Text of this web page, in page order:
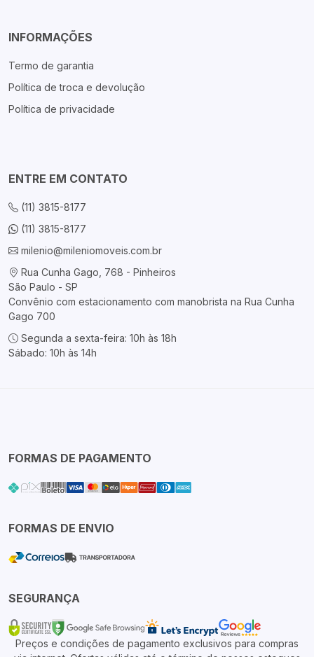
INFORMAÇÕES
Termo de garantia
Política de troca e devolução
Política de privacidade
ENTRE EM CONTATO
(11) 3815-8177
(11) 3815-8177
milenio@mileniomoveis.com.br
Rua Cunha Gago, 768 - Pinheiros
São Paulo - SP
Convênio com estacionamento com manobrista na Rua Cunha
Gago 700
Segunda a sexta-feira: 10h às 18h
Sábado: 10h às 14h
FORMAS DE PAGAMENTO
FORMAS DE ENVIO
SEGURANÇA
Preços e condições de pagamento exclusivos para compras